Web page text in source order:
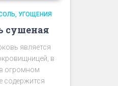
УГОЩЕНИЯ
сушеная
является
в
огромном
содержится